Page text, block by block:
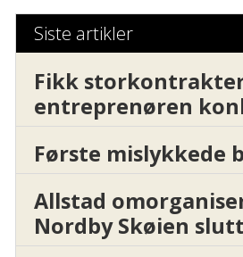
Siste artikler
Fikk
entreprenøren
Første mislykkede
Allstad
Nordby Skøien